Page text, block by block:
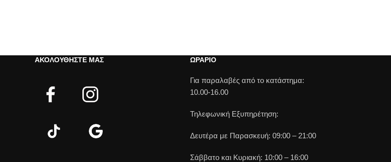
ΑΚΟΛΟΥΘΉΣΤΕ ΜΑΣ ΩΡΑΡΙΟ
Για παραλαβές από το κατάστημα:
10.00-16.00
Τηλεφωνική Εξυπηρέτηση:
Δευτέρα με Παρασκευή: 09:00 – 21:00
Σάββατο και Κυριακή: 10:00 – 16:00